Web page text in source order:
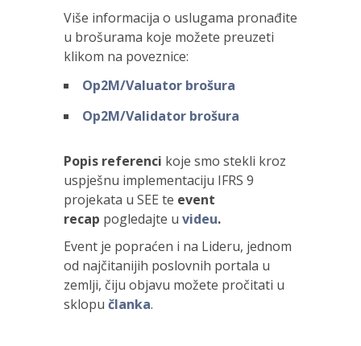
Više informacija o uslugama pronađite
u brošurama koje možete preuzeti
klikom na poveznice:
Op2M/Valuator brošura
Op2M/Validator brošura
Popis referenci koje smo stekli kroz
uspješnu implementaciju IFRS 9
projekata u SEE te event
recap pogledajte u videu.
Event je popraćen i na Lideru, jednom
od najčitanijih poslovnih portala u
zemlji, čiju objavu možete pročitati u
sklopu članka.